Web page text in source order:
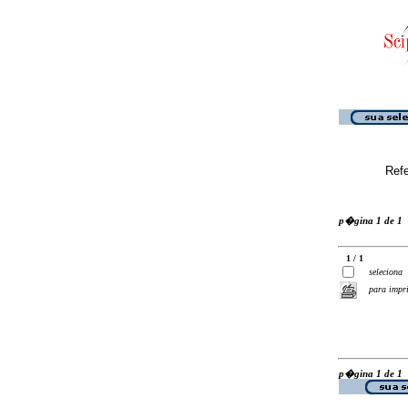
p�gina 1 de 1
1 / 1
seleciona
para
p�gina 1 de 1